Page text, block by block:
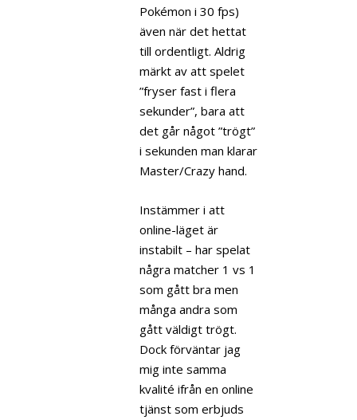
Pokémon i 30 fps)
även när det hettat
till ordentligt. Aldrig
märkt av att spelet
”fryser fast i flera
sekunder”, bara att
det går något ”trögt”
i sekunden man klarar
Master/Crazy hand.
Instämmer i att
online-läget är
instabilt – har spelat
några matcher 1 vs 1
som gått bra men
många andra som
gått väldigt trögt.
Dock förväntar jag
mig inte samma
kvalité ifrån en online
tjänst som erbjuds